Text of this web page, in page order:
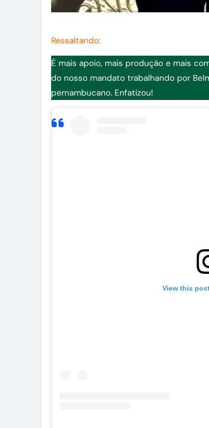
Ressaltando:
É mais apoio, mais produção e mais
do nosso mandato trabalhando por
pernambucano. Enfatizou!
View this